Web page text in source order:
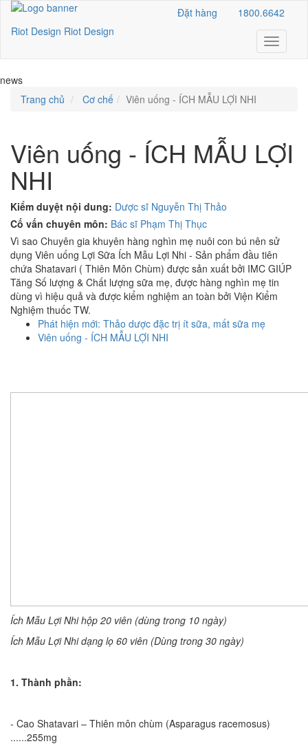
Đặt hàng 1800.6642
Toggle
Riot Design Riot Design
news
Trang chủ
Cơ chế Viên uống - ÍCH MẪU LỢI NHI
Viên uống - ÍCH MẪU LỢI
NHI
Kiểm duyệt nội dung: Dược sĩ Nguyễn Thị Thảo
Cố vấn chuyên môn: Bác sĩ Phạm Thị Thục
Vì sao Chuyên gia khuyên hàng nghìn mẹ nuôi con bú nên sử
dụng Viên uống Lợi Sữa Ích Mẫu Lợi Nhi - Sản phẩm đầu tiên
chứa Shatavari ( Thiên Môn Chùm) được sản xuất bởi IMC GIÚP
Tăng Số lượng & Chất lượng sữa mẹ, được hàng nghìn mẹ tin
dùng vì hiệu quả và được kiểm nghiệm an toàn bởi Viện Kiểm
Nghiệm thuốc TW.
Phát hiện mới: Thảo dược đặc trị ít sữa, mất sữa mẹ
Viên uống - ÍCH MẪU LỢI NHI
Ích Mẫu Lợi Nhi hộp 20 viên (dùng trong 10 ngày)
Ích Mẫu Lợi Nhi dạng lọ 60 viên (Dùng trong 30 ngày)
1. Thành phần:
- Cao Shatavari – Thiên môn chùm (Asparagus racemosus)
......255mg